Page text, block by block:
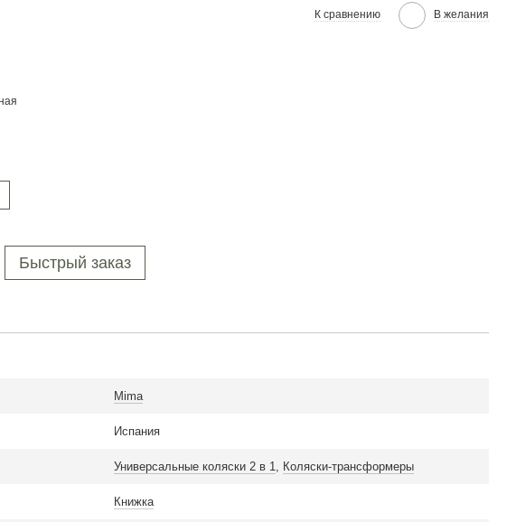
К сравнению В желания
Быстрый заказ
Mima
Испания
Универсальные коляски 2 в 1, Коляски-трансформеры
Книжка